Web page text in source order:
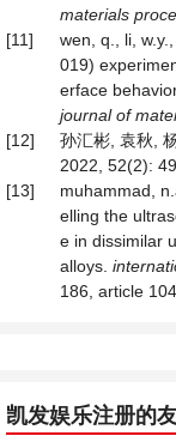
materials
[11]
wen, q., li,
019)
erface
journal of
[12]
孙汇彬, 袁秋,
2022, 52(2):
[13]
muhammad,
elling the
e in dissimilar
alloys.
186, article
凯发娱乐注册的